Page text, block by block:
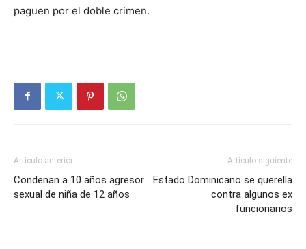
paguen por el doble crimen.
Artículo anterior
Condenan a 10 años agresor
sexual de niña de 12 años
Artículo siguiente
Estado Dominicano se querella
contra algunos ex
funcionarios